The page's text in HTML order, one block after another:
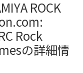
ROCK
Rock
の詳細情